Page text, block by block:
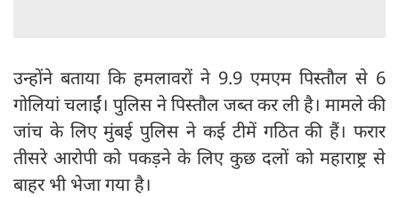
उन्होंने बताया कि हमलावरों ने 9.9 एमएम पिस्तौल से 6
गोलियां चलाईं। पुलिस ने पिस्तौल जब्त कर ली है। मामले की
जांच के लिए मुंबई पुलिस ने कई टीमें गठित की हैं। फरार
तीसरे आरोपी को पकड़ने के लिए कुछ दलों को महाराष्ट्र से
बाहर भी भेजा गया है।